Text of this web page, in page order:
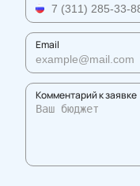
Email
Комментарий к заявке